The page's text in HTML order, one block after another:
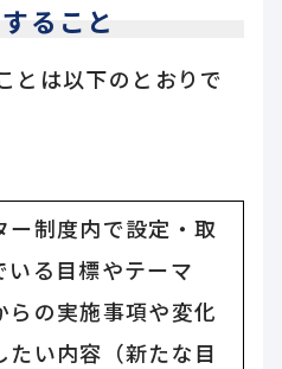
ること
とは以下のとおりで
ー制度内で設定・取
いる目標やテーマ
らの実施事項や変化
たい内容（新たな目